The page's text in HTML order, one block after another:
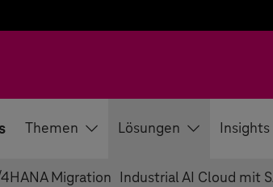
Themen Lösungen Insights
4HANA Migration Industrial AI Cloud mit